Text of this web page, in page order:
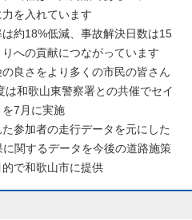
を入れています
約18%低減、事故解決日数は15
への貢献につながっています
良さをより多くの市民の皆さん
和歌山東警察署との共催でセイ
7月に実施
参加者の走行データを元にした
関するデータを今後の道路施策
で和歌山市に提供